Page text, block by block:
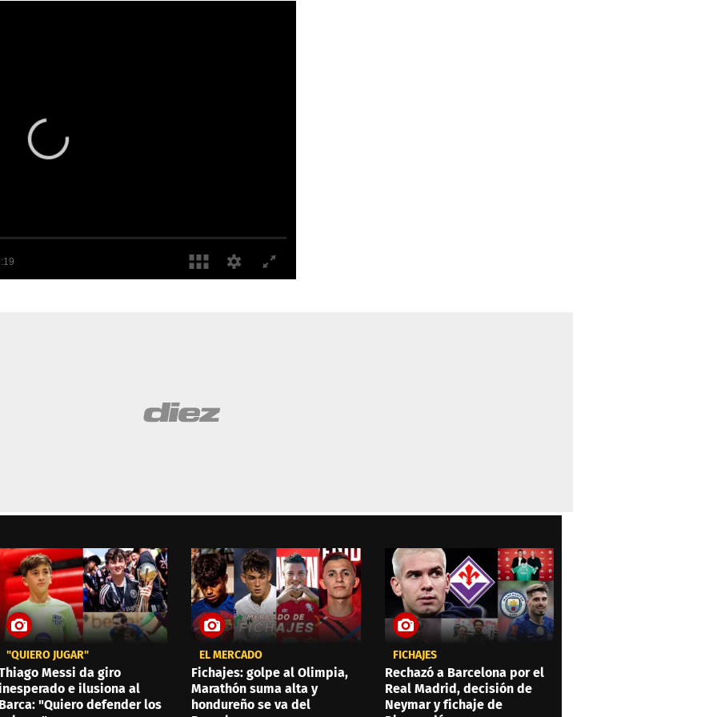
"QUIERO JUGAR"
Messi da giro
e ilusiona al
Barca: "Quiero defender los
EL MERCADO
Fichajes: golpe al Olimpia,
Marathón suma alta y
hondureño se va del
FICHAJES
Rechazó a Barcelona por el
Real Madrid, decisión de
Neymar y fichaje de